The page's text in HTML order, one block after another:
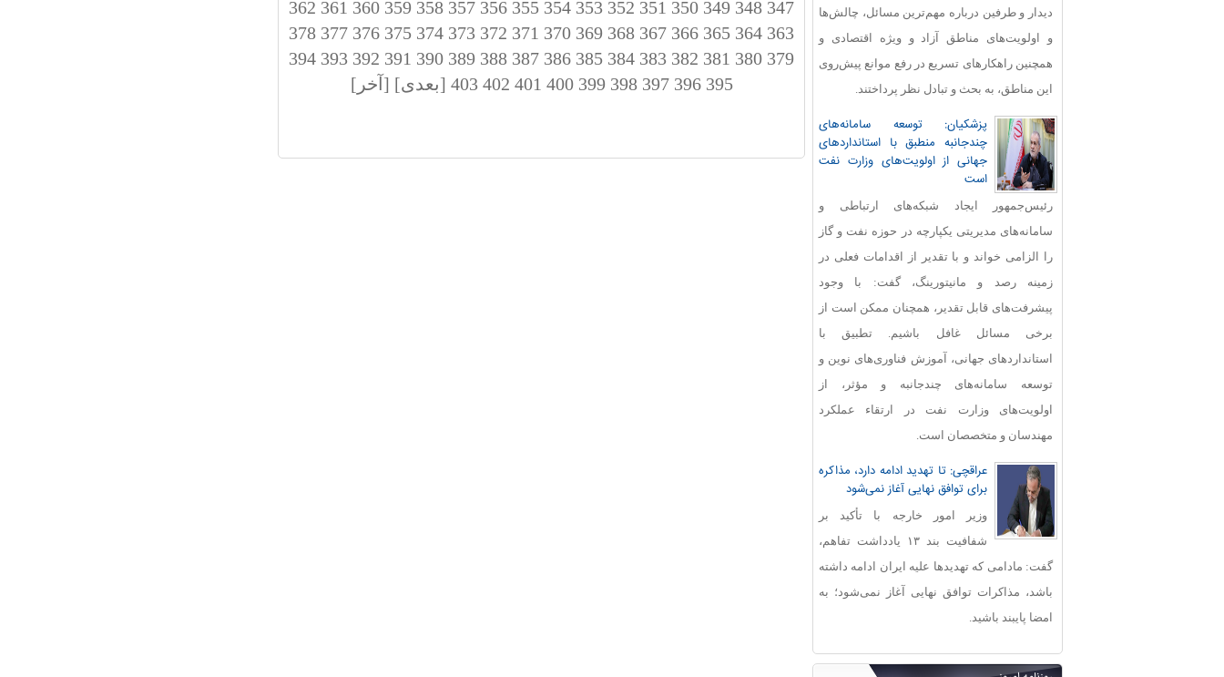
دیدار و طرفین درباره مهم‌ترین مسائل، چالش‌ها
و اولویت‌های مناطق آزاد و ویژه اقتصادی و
همچنین راهکارهای تسریع در رفع موانع پیش‌روی
این مناطق، به بحث و تبادل نظر پرداختند.
پزشکیان: توسعه سامانه‌های
چندجانبه منطبق با استانداردهای
جهانی از اولویت‌های وزارت نفت
است
رئیس‌جمهور ایجاد شبکه‌های ارتباطی و
سامانه‌های مدیریتی یکپارچه در حوزه نفت و گاز
را الزامی خواند و با تقدیر از اقدامات فعلی در
زمینه رصد و مانیتورینگ، گفت: با وجود
پیشرفت‌های قابل‌ تقدیر، همچنان ممکن است از
برخی مسائل غافل باشیم. تطبیق با
استانداردهای جهانی، آموزش فناوری‌های نوین و
توسعه سامانه‌های چندجانبه و مؤثر، از
اولویت‌های وزارت نفت در ارتقاء عملکرد
مهندسان و متخصصان است.
عراقچی: تا تهدید ادامه دارد، مذاکره
برای توافق نهایی آغاز نمی‌شود
وزیر امور خارجه با تأکید بر
شفافیت بند ۱۳ یادداشت تفاهم،
گفت: مادامی که تهدیدها علیه ایران ادامه داشته
باشد، مذاکرات توافق نهایی آغاز نمی‌شود؛ به
امضا پایبند باشید.
347
348
349
350
351
352
353
354
355
356
357
358
359
360
361
362
363
364
365
366
367
368
369
370
371
372
373
374
375
376
377
378
379
380
381
382
383
384
385
386
387
388
389
390
391
392
393
394
395
396
397
398
399
400
401
402
403 [بعدی] [آخر]